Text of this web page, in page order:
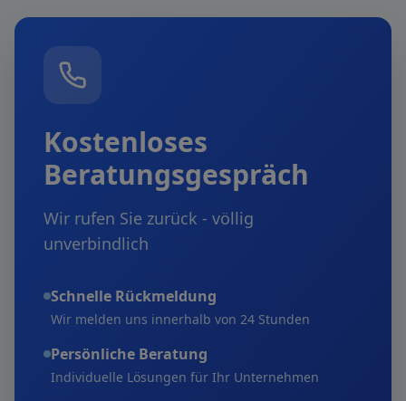
Kostenloses
Beratungsgespräch
Wir rufen Sie zurück - völlig
unverbindlich
Schnelle Rückmeldung
Wir melden uns innerhalb von 24 Stunden
Persönliche Beratung
Individuelle Lösungen für Ihr Unternehmen